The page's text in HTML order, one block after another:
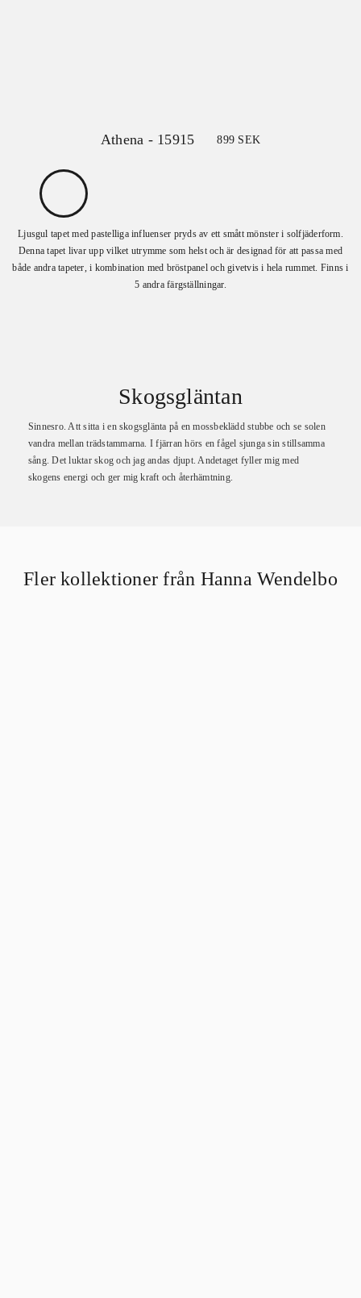
Athena - 15915 899 SEK
Ljusgul tapet med pastelliga influenser pryds av ett smått mönster i solfjäderform.
Denna tapet livar upp vilket utrymme som helst och är designad för att passa med
både andra tapeter, i kombination med bröstpanel och givetvis i hela rummet. Finns i
5 andra färgställningar.
Skogsgläntan
Sinnesro. Att sitta i en skogsglänta på en mossbeklädd stubbe och se solen
vandra mellan trädstammarna. I fjärran hörs en fågel sjunga sin stillsamma
sång. Det luktar skog och jag andas djupt. Andetaget fyller mig med
skogens energi och ger mig kraft och återhämtning.
Fler kollektioner från Hanna Wendelbo